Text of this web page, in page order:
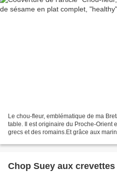
Le chou-fleur, emblématique de ma
table. Il est originaire du Proche-Orient
grecs et des romains.Et grâce aux
Chop Suey aux crevettes